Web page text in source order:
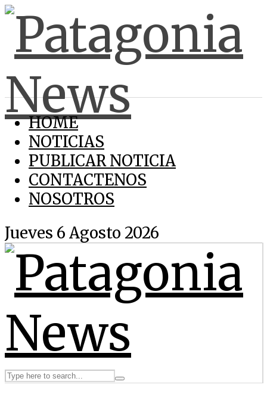
HOME
NOTICIAS
PUBLICAR NOTICIA
CONTACTENOS
NOSOTROS
Jueves 6 Agosto 2026